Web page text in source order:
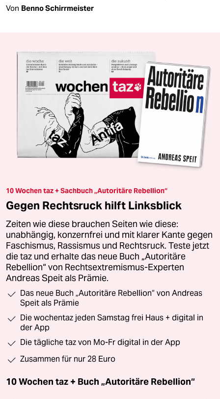
Von Benno Schirrmeister
10 Wochen taz + Sachbuch „Autoritäre Rebellion“
Gegen Rechtsruck hilft Linksblick
Zeiten wie diese brauchen Seiten wie diese:
unabhängig, konzernfrei und mit klarer Kante gegen
Faschismus, Rassismus und Rechtsruck. Teste jetzt
die taz und erhalte das neue Buch „Autoritäre
Rebellion“ von Rechtsextremismus-Experten
Andreas Speit als Prämie.
Das neue Buch „Autoritäre Rebellion“ von Andreas
Speit als Prämie
Die wochentaz jeden Samstag frei Haus + digital in
der App
Die tägliche taz von Mo-Fr digital in der App
Zusammen für nur 28 Euro
10 Wochen taz + Buch „Autoritäre Rebellion“